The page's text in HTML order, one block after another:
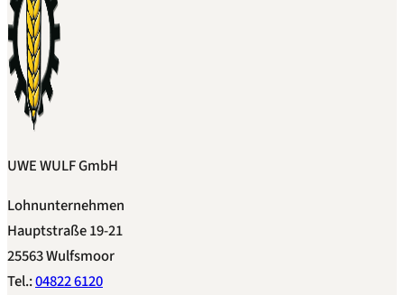
UWE WULF GmbH
Lohnunternehmen
Hauptstraße 19-21
25563 Wulfsmoor
Tel.:04822 6120